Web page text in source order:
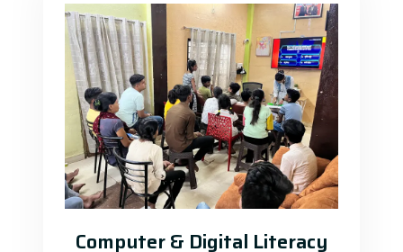
Computer & Digital Literacy